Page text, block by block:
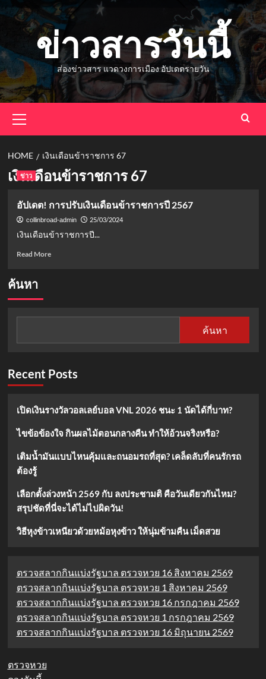
Skip
ข่าวสารวันนี้
ส่องข่าวสาร แวดวงการเมือง อัปเดตรายวัน
Menu
HOME เงินเดือนข้าราชการ 67
เงินเดือนข้าราชการ 67
ข่าว
อัปเดต! การปรับเงินเดือนข้าราชการปี 2567
collinbroad-admin 25/03/2024
เงินเดือนข้าราชการปี...
Read MoreRead
เงิน
ข้าราชการ
ค้นหา
ค้นหา
Recent Posts
เปิดเงินรางวัลวอลเลย์บอล VNL 2026 ชนะ 1 นัดได้กี่บาท?
ไขข้อข้องใจ กินผลไม้ตอนกลางคืน ทำให้อ้วนจริงหรือ?
เติมน้ำมันแบบไหนคุ้มและถนอมรถที่สุด? เคล็ดลับที่คนรักรถ
ต้องรู้
เลือกตั้งล่วงหน้า 2569 กับ ลงประชามติ คือวันเดียวกันไหม?
สรุปชัดที่นี่จะได้ไม่ไปผิดวัน!
วิธีหุงข้าวเหนียวด้วยหม้อหุงข้าว ให้นุ่มข้ามคืน เม็ดสวย
ตรวจสลากกินแบ่งรัฐบาล ตรวจหวย 16 สิงหาคม 2569
ตรวจสลากกินแบ่งรัฐบาล ตรวจหวย 1 สิงหาคม 2569
ตรวจสลากกินแบ่งรัฐบาล ตรวจหวย 16 กรกฎาคม 2569
ตรวจสลากกินแบ่งรัฐบาล ตรวจหวย 1 กรกฎาคม 2569
ตรวจสลากกินแบ่งรัฐบาล ตรวจหวย 16 มิถุนายน 2569
ตรวจหวย